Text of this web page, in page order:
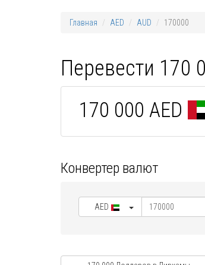
Главная AED AUD 170000
Перевести 170
170 000 AED
Конвертер валют
AED